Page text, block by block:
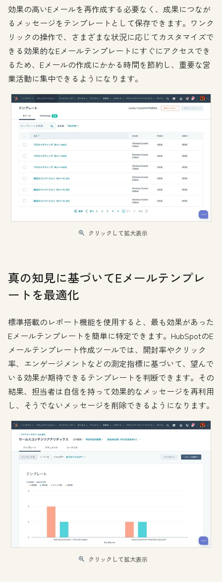
効果の高いEメールを再作成する必要なく、成果につなが
るメッセージをテンプレートとして保存できます。ワンク
リックの操作で、さまざまな状況に応じてカスタマイズで
きる効果的なEメールテンプレートにすぐにアクセスでき
るため、Eメールの作成にかかる時間を節約し、重要な営
業活動に集中できるようになります。
クリックして拡大表示
真の知見に基づいてEメールテンプレ
ートを最適化
標準搭載のレポート機能を使用すると、最も効果があった
Eメールテンプレートを簡単に特定できます。HubSpotのE
メールテンプレート作成ツールでは、開封率やクリック
率、エンゲージメントなどの測定指標に基づいて、望んで
いる効果が期待できるテンプレートを判断できます。その
結果、担当者は自信を持って効果的なメッセージを再利用
し、そうでないメッセージを削除できるようになります。
クリックして拡大表示